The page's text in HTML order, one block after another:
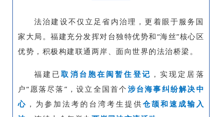
法治建设不仅立足省内治理，更着眼于服务国
家大局。福建充分发挥对台独特优势和“海丝”核心区
优势，积极构建联通两岸、面向世界的法治桥梁。
福建已取消台胞在闽暂住登记 ，实现定居落
户“愿落尽落”，设立全国首个 涉台海事纠纷解决中
心 ，为参加法考的台湾考生提供仓颉和速成输入